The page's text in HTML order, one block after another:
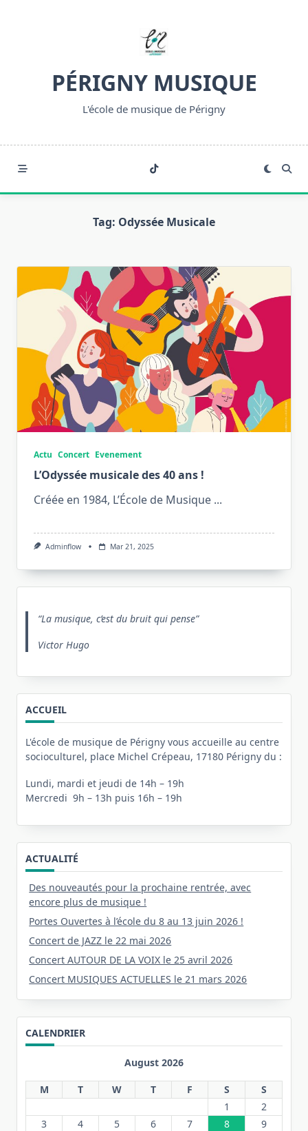
PÉRIGNY MUSIQUE
L'école de musique de Périgny
Tag: Odyssée Musicale
Actu Concert Evenement
L’Odyssée musicale des 40 ans !
Créée en 1984, L’École de Musique ...
Adminflow Mar 21, 2025
La musique, c’est du bruit qui pense
Victor Hugo
ACCUEIL
L'école de musique de Périgny vous accueille au centre
socioculturel, place Michel Crépeau, 17180 Périgny du :
Lundi, mardi et jeudi de 14h – 19h
Mercredi 9h – 13h puis 16h – 19h
ACTUALITÉ
Des nouveautés pour la prochaine rentrée, avec
encore plus de musique !
Portes Ouvertes à l’école du 8 au 13 juin 2026 !
Concert de JAZZ le 22 mai 2026
Concert AUTOUR DE LA VOIX le 25 avril 2026
Concert MUSIQUES ACTUELLES le 21 mars 2026
CALENDRIER
August 2026
M T W T F S
S
1
2
3
4 5 6 7 8
9